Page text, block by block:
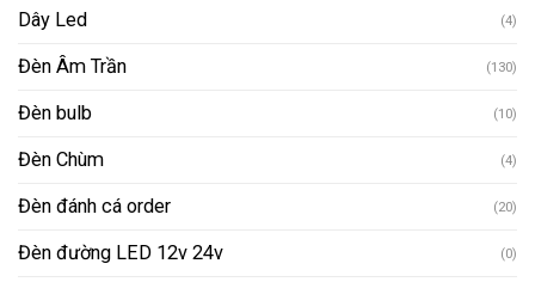
Dây Led (4)
Đèn Âm Trần (130)
Đèn bulb (10)
Đèn Chùm (4)
Đèn đánh cá order (20)
Đèn đường LED 12v 24v (0)